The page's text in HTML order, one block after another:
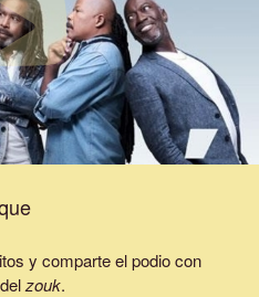
y comparte el podio con
zouk.